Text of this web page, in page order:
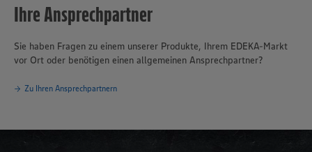
Ihre Ansprechpartner
Sie haben Fragen zu einem unserer Produkte, Ihrem EDEKA-Markt
vor Ort oder benötigen einen allgemeinen Ansprechpartner?
Zu Ihren Ansprechpartnern